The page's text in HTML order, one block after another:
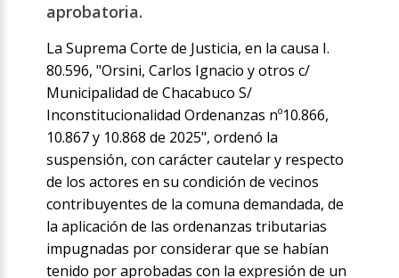
aprobatoria.
La Suprema Corte de Justicia, en la causa I.
80.596, "Orsini, Carlos Ignacio y otros c/
Municipalidad de Chacabuco S/
Inconstitucionalidad Ordenanzas nº10.866,
10.867 y 10.868 de 2025", ordenó la
suspensión, con carácter cautelar y respecto
de los actores en su condición de vecinos
contribuyentes de la comuna demandada, de
la aplicación de las ordenanzas tributarias
impugnadas por considerar que se habían
tenido por aprobadas con la expresión de un